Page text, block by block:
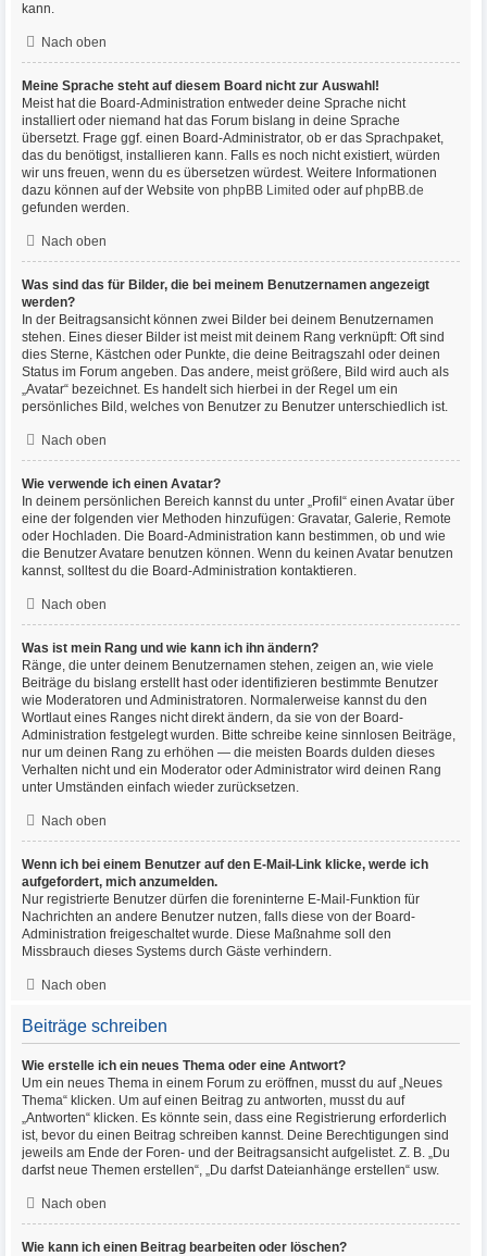
kann.
Nach oben
Meine Sprache steht auf diesem Board nicht zur Auswahl!
Meist hat die Board-Administration entweder deine Sprache nicht
installiert oder niemand hat das Forum bislang in deine Sprache
übersetzt. Frage ggf. einen Board-Administrator, ob er das Sprachpaket,
das du benötigst, installieren kann. Falls es noch nicht existiert, würden
wir uns freuen, wenn du es übersetzen würdest. Weitere Informationen
dazu können auf der Website von phpBB Limited oder aufphpBB.de
gefunden werden.
Nach oben
Was sind das für Bilder, die bei meinem Benutzernamen angezeigt
werden?
In der Beitragsansicht können zwei Bilder bei deinem Benutzernamen
stehen. Eines dieser Bilder ist meist mit deinem Rang verknüpft: Oft sind
dies Sterne, Kästchen oder Punkte, die deine Beitragszahl oder deinen
Status im Forum angeben. Das andere, meist größere, Bild wird auch als
„Avatar“ bezeichnet. Es handelt sich hierbei in der Regel um ein
persönliches Bild, welches von Benutzer zu Benutzer unterschiedlich ist.
Nach oben
Wie verwende ich einen Avatar?
In deinem persönlichen Bereich kannst du unter „Profil“ einen Avatar über
eine der folgenden vier Methoden hinzufügen: Gravatar, Galerie, Remote
oder Hochladen. Die Board-Administration kann bestimmen, ob und wie
die Benutzer Avatare benutzen können. Wenn du keinen Avatar benutzen
kannst, solltest du die Board-Administration kontaktieren.
Nach oben
Was ist mein Rang und wie kann ich ihn ändern?
Ränge, die unter deinem Benutzernamen stehen, zeigen an, wie viele
Beiträge du bislang erstellt hast oder identifizieren bestimmte Benutzer
wie Moderatoren und Administratoren. Normalerweise kannst du den
Wortlaut eines Ranges nicht direkt ändern, da sie von der Board-
Administration festgelegt wurden. Bitte schreibe keine sinnlosen Beiträge,
nur um deinen Rang zu erhöhen — die meisten Boards dulden dieses
Verhalten nicht und ein Moderator oder Administrator wird deinen Rang
unter Umständen einfach wieder zurücksetzen.
Nach oben
Wenn ich bei einem Benutzer auf den E-Mail-Link klicke, werde ich
aufgefordert, mich anzumelden.
Nur registrierte Benutzer dürfen die foreninterne E-Mail-Funktion für
Nachrichten an andere Benutzer nutzen, falls diese von der Board-
Administration freigeschaltet wurde. Diese Maßnahme soll den
Missbrauch dieses Systems durch Gäste verhindern.
Nach oben
Beiträge schreiben
Wie erstelle ich ein neues Thema oder eine Antwort?
Um ein neues Thema in einem Forum zu eröffnen, musst du auf „Neues
Thema“ klicken. Um auf einen Beitrag zu antworten, musst du auf
„Antworten“ klicken. Es könnte sein, dass eine Registrierung erforderlich
ist, bevor du einen Beitrag schreiben kannst. Deine Berechtigungen sind
jeweils am Ende der Foren- und der Beitragsansicht aufgelistet. Z. B. „Du
darfst neue Themen erstellen“, „Du darfst Dateianhänge erstellen“ usw.
Nach oben
Wie kann ich einen Beitrag bearbeiten oder löschen?